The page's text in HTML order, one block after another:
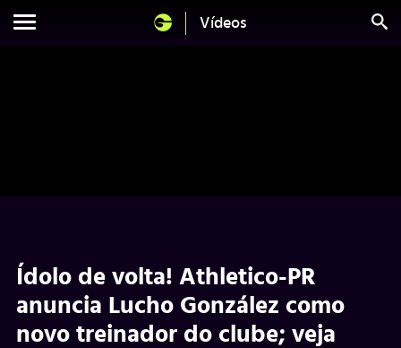
Vídeos
Ídolo de volta! Athletico-PR
anuncia Lucho González como
novo treinador do clube; veja